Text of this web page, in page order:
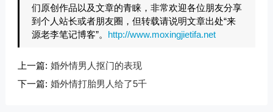
们原创作品以及文章的青睐，非常欢迎各位朋友分享
到个人站长或者朋友圈，但转载请说明文章出处“来
源老李笔记博客”。 http://www.moxingjietifa.net
上一篇: 婚外情男人抠门的表现
下一篇: 婚外情打胎男人给了5千